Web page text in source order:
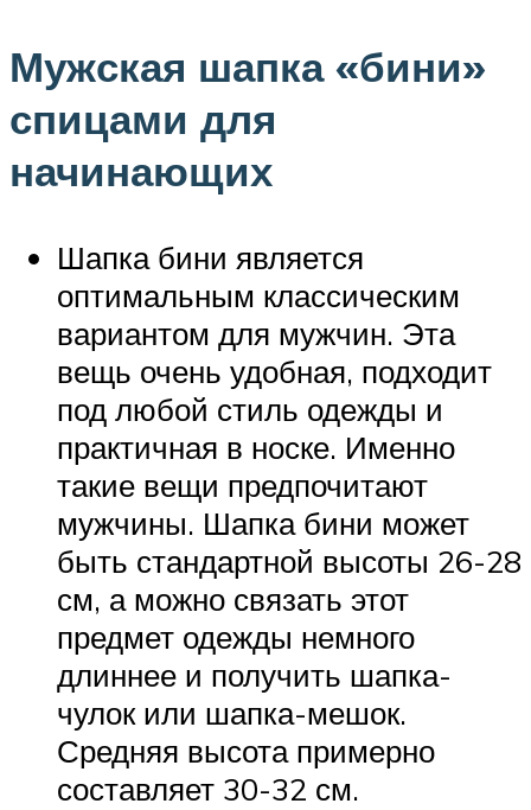
Мужская шапка «бини»
спицами для
начинающих
Шапка бини является
оптимальным классическим
вариантом для мужчин. Эта
вещь очень удобная, подходит
под любой стиль одежды и
практичная в носке. Именно
такие вещи предпочитают
мужчины. Шапка бини может
быть стандартной высоты 26-28
см, а можно связать этот
предмет одежды немного
длиннее и получить шапка-
чулок или шапка-мешок.
Средняя высота примерно
составляет 30-32 см.